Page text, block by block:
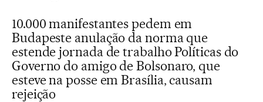
10.000 manifestantes pedem em
Budapeste anulação da norma que
estende jornada de trabalho Políticas do
Governo do amigo de Bolsonaro, que
esteve na posse em Brasília, causam
rejeição